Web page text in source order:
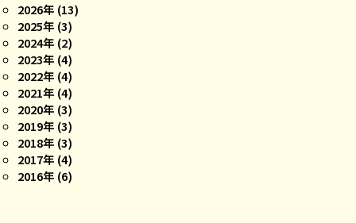
2026年 (13)
2025年 (3)
2024年 (2)
2023年 (4)
2022年 (4)
2021年 (4)
2020年 (3)
2019年 (3)
2018年 (3)
2017年 (4)
2016年 (6)